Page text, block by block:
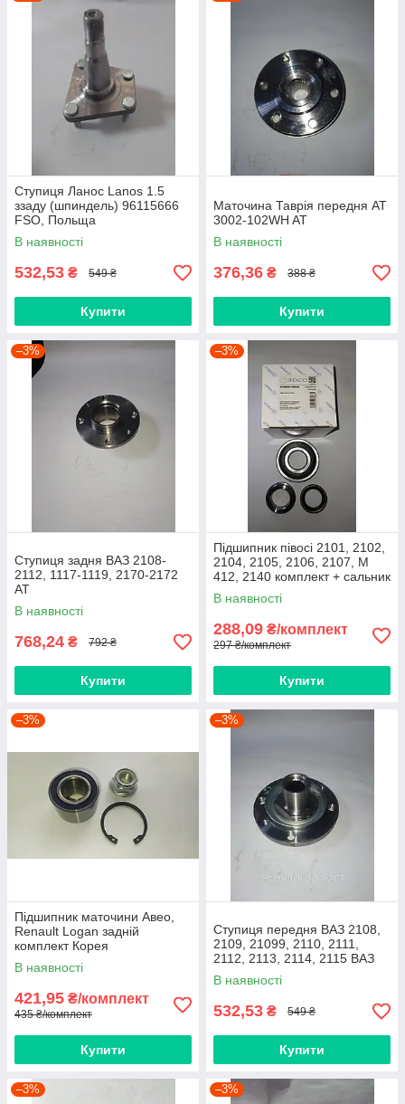
Ступиця Ланос Lanos 1.5
ззаду (шпиндель) 96115666
FSO, Польща
В наявності
532,53 ₴ 549 ₴
Купити
Маточина Таврія передня AT
3002-102WH AT
В наявності
376,36 ₴ 388 ₴
Купити
–3%
Ступиця задня ВАЗ 2108-
2112, 1117-1119, 2170-2172
AT
В наявності
768,24 ₴ 792 ₴
Купити
–3%
Підшипник півосі 2101, 2102,
2104, 2105, 2106, 2107, М
412, 2140 комплект + сальник
+ втулка SHIKOO
В наявності
288,09 ₴/комплект
297 ₴/комплект
Купити
–3%
Підшипник маточини Авео,
Renault Logan задній
комплект Корея
В наявності
421,95 ₴/комплект
435 ₴/комплект
Купити
–3%
Ступиця передня ВАЗ 2108,
2109, 21099, 2110, 2111,
2112, 2113, 2114, 2115 ВАЗ
В наявності
532,53 ₴ 549 ₴
Купити
–3% –3%